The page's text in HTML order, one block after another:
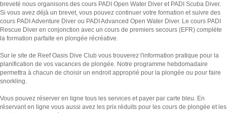
breveté nous organisons des cours PADI Open Water Diver et PADI Scuba Diver.
Si vous avez déjà un brevet, vous pouvez continuer votre formation et suivre des
cours PADI Adventure Diver ou PADI Advanced Open Water Diver. Le cours PADI
Rescue Diver en conjonction avec un cours de premiers secours (EFR) complète
la formation parfaite en plongée récréative.
Sur le site de Reef Oasis Dive Club vous trouverez l'information pratique pour la
planification de vos vacances de plongée. Notre programme hebdomadaire
permettra à chacun de choisir un endroit approprié pour la plongée ou pour faire
snorkling.
Vous pouvez réserver en ligne tous les services et payer par carte bleu. En
réservant en ligne vous aussi avez les prix réduits pour les cours de plongée et les